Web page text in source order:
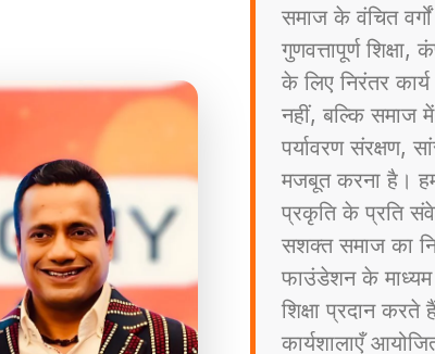
समाज के वंचित
गुणवत्तापूर्ण
के लिए निरंतर
नहीं, बल्कि समाज
पर्यावरण संरक्षण,
मजबूत करना है।
प्रकृति के प्रति
सशक्त समाज का
फाउंडेशन के
शिक्षा प्रदान
कार्यशालाएँ